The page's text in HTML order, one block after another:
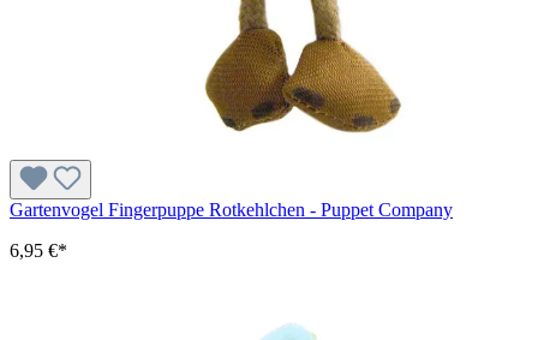
Gartenvogel Fingerpuppe Rotkehlchen - Puppet Company
6,95 €*